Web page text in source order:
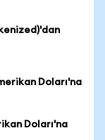
Doları'na
Doları'na